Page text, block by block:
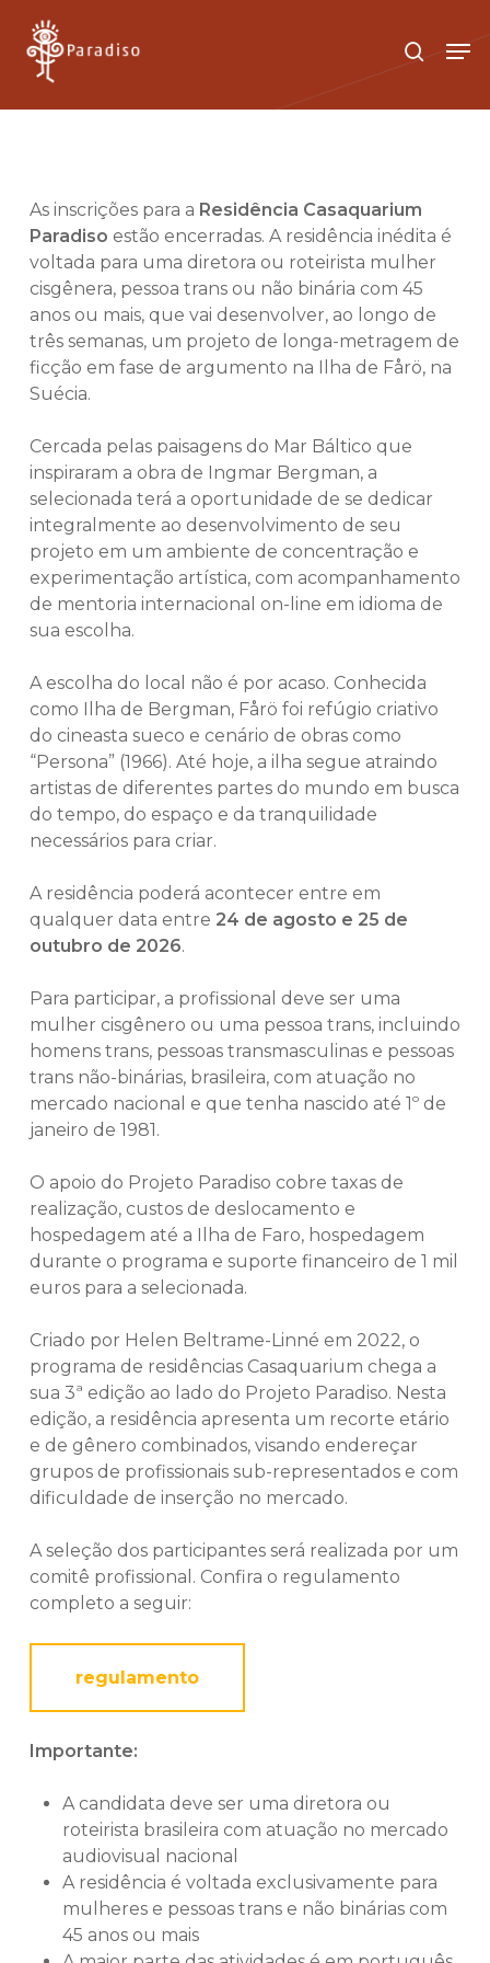
main
content
search
As inscrições para a Residência Casaquarium
Paradiso estão encerradas. A residência inédita é
voltada para uma diretora ou roteirista mulher
cisgênera, pessoa trans ou não binária com 45
anos ou mais, que vai desenvolver, ao longo de
três semanas, um projeto de longa-metragem de
ficção em fase de argumento na Ilha de Fårö, na
Suécia.
Cercada pelas paisagens do Mar Báltico que
inspiraram a obra de Ingmar Bergman, a
selecionada terá a oportunidade de se dedicar
integralmente ao desenvolvimento de seu
projeto em um ambiente de concentração e
experimentação artística, com acompanhamento
de mentoria internacional on-line em idioma de
sua escolha.
A escolha do local não é por acaso. Conhecida
como Ilha de Bergman, Fårö foi refúgio criativo
do cineasta sueco e cenário de obras como
“Persona” (1966). Até hoje, a ilha segue atraindo
artistas de diferentes partes do mundo em busca
do tempo, do espaço e da tranquilidade
necessários para criar.
A residência poderá acontecer entre em
qualquer data entre 24 de agosto e 25 de
outubro de 2026.
Para participar, a profissional deve ser uma
mulher cisgênero ou uma pessoa trans, incluindo
homens trans, pessoas transmasculinas e pessoas
trans não-binárias, brasileira, com atuação no
mercado nacional e que tenha nascido até 1º de
janeiro de 1981.
O apoio do Projeto Paradiso cobre taxas de
realização, custos de deslocamento e
hospedagem até a Ilha de Faro, hospedagem
durante o programa e suporte financeiro de 1 mil
euros para a selecionada.
Criado por Helen Beltrame-Linné em 2022, o
programa de residências Casaquarium chega a
sua 3ª edição ao lado do Projeto Paradiso. Nesta
edição, a residência apresenta um recorte etário
e de gênero combinados, visando endereçar
grupos de profissionais sub-representados e com
dificuldade de inserção no mercado.
A seleção dos participantes será realizada por um
comitê profissional. Confira o regulamento
completo a seguir:
regulamento
Importante:
A candidata deve ser uma diretora ou
roteirista brasileira com atuação no mercado
audiovisual nacional
A residência é voltada exclusivamente para
mulheres e pessoas trans e não binárias com
45 anos ou mais
Close